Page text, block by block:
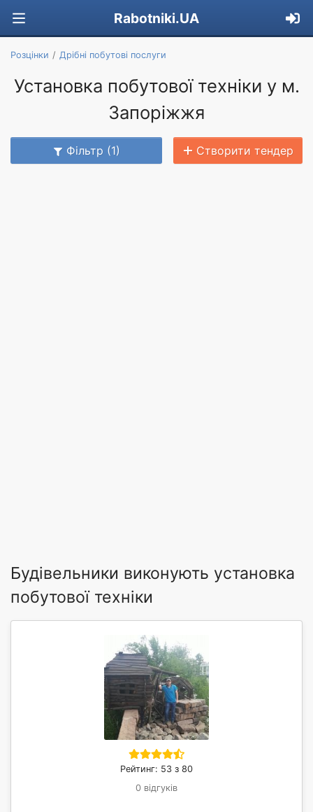
Rabotniki.UA
Розцінки Дрібні побутові послуги
Установка побутової техніки у м.
Запоріжжя
Фільтр (1) Створити тендер
Будівельники виконують установка
побутової техніки
Рейтинг: 53 з 80
0 відгуків